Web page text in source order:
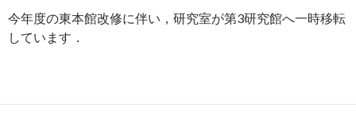
今年度の東本館改修に伴い，研究室が第3研究館へ一時移転
しています．